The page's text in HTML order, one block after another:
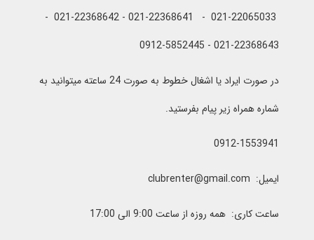
021-22065033 - 021-22368641 - 021-22368642 -
021-22368643 - 0912-5852445
در صورت ایراد یا اشغال خطوط به صورت 24 ساعته میتوانید به
شماره همراه زیر پیام بفرستید.
0912-1553941
ایمیل: clubrenter@gmail.com
ساعت کاری: همه روزه از ساعت 9:00 الی 17:00